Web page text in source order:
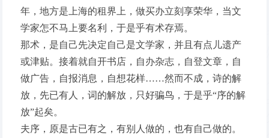
年，地方是上海的租界上，做买办立刻享荣华，当文
学家怎不马上要名利，于是乎有术存焉。
那术，是自己先决定自己是文学家，并且有点儿遗产
或津贴。接着就自开书店，自办杂志，自登文章，自
做广告，自报消息，自想花样……然而不成，诗的解
放，先已有人，词的解放，只好骗鸟，于是乎“序的解
放”起矣。
夫序，原是古已有之，有别人做的，也有自己做的。